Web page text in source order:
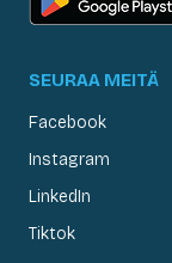
SEURAA MEITÄ
Facebook
Instagram
LinkedIn
Tiktok